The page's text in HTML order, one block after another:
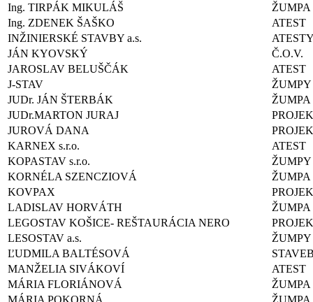
Ing. TIRPÁK MIKULÁŠ
ŽUMPA
Ing. ZDENEK ŠAŠKO
ATEST
INŽINIERSKÉ STAVBY a.s.
JÁN KYOVSKÝ
Č.O.V.
JAROSLAV BELUŠČÁK
ATEST
J-STAV
ŽUMPY
JUDr. JÁN ŠTERBÁK
ŽUMPA
JUDr.MARTON JURAJ
JUROVÁ DANA
KARNEX s.r.o.
ATEST
KOPASTAV s.r.o.
KORNÉLA SZENCZIOVÁ
ŽUMPA
KOVPAX
LADISLAV HORVÁTH
ŽUMPA
LEGOSTAV KOŠICE- REŠTAURÁCIA NERO
LESOSTAV a.s.
ŽUMPY
ĽUDMILA BALTÉSOVÁ
MANŽELIA SIVÁKOVÍ
ATEST
MÁRIA FLORIÁNOVÁ
ŽUMPA
MÁRIA POKORNÁ
ŽUMPA